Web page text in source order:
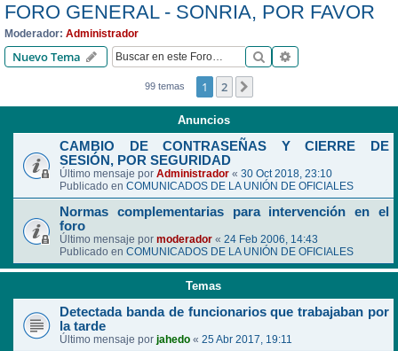
FORO GENERAL - SONRIA, POR FAVOR
Moderador: Administrador
Nuevo Tema Buscar
99 temas 1 2
Anuncios
CAMBIO DE CONTRASEÑAS Y CIERRE DE
SESIÓN, POR SEGURIDAD
Último mensaje por Administrador « 30 Oct 2018, 23:10
Publicado en COMUNICADOS DE LA UNIÓN DE OFICIALES
Normas complementarias para intervención en el
foro
Último mensaje por moderador « 24 Feb 2006, 14:43
Publicado en COMUNICADOS DE LA UNIÓN DE OFICIALES
Temas
Detectada banda de funcionarios que trabajaban por
la tarde
Último mensaje por jahedo « 25 Abr 2017, 19:11